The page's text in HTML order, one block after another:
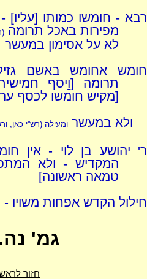
רבא - חומשו כמותו
מפירות באכל תרומה
לא על אסימון במעשר
חומש אחומש באשם
תרומה [ויסף
[מקיש חומשו לכסף
ולא במעשרומעילה (רש''י כאן;
ר' יהושע בן לוי - אין
המקדיש - ולא
טמאה ראשונה]
חילול הקדש אפחות משויו -
גמ'
חזור